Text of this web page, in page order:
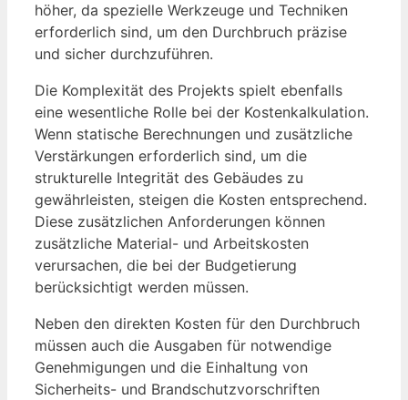
höher, da spezielle Werkzeuge und Techniken
erforderlich sind, um den Durchbruch präzise
und sicher durchzuführen.
Die Komplexität des Projekts spielt ebenfalls
eine wesentliche Rolle bei der Kostenkalkulation.
Wenn statische Berechnungen und zusätzliche
Verstärkungen erforderlich sind, um die
strukturelle Integrität des Gebäudes zu
gewährleisten, steigen die Kosten entsprechend.
Diese zusätzlichen Anforderungen können
zusätzliche Material- und Arbeitskosten
verursachen, die bei der Budgetierung
berücksichtigt werden müssen.
Neben den direkten Kosten für den Durchbruch
müssen auch die Ausgaben für notwendige
Genehmigungen und die Einhaltung von
Sicherheits- und Brandschutzvorschriften